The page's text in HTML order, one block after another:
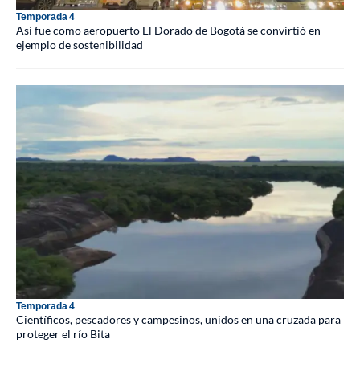
Temporada 4
Así fue como aeropuerto El Dorado de Bogotá se convirtió en
ejemplo de sostenibilidad
Temporada 4
Científicos, pescadores y campesinos, unidos en una cruzada para
proteger el río Bita